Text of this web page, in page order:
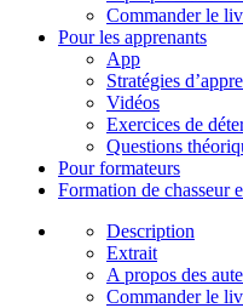
Commander le
Pour les apprenants
App
Stratégies
Vidéos
Exercices de
Questions
Pour formateurs
Formation de chasseur
Description
Extrait
A propos des
Commander le